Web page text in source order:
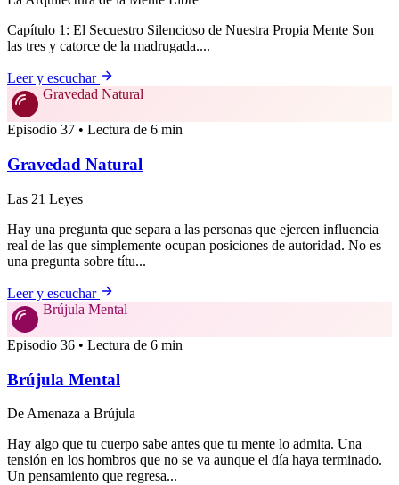
Capítulo 1: El Secuestro Silencioso de Nuestra Propia Mente Son
las tres y catorce de la madrugada....
Leer y escuchar
Gravedad Natural
Episodio 37 • Lectura de 6 min
Gravedad Natural
Las 21 Leyes
Hay una pregunta que separa a las personas que ejercen influencia
real de las que simplemente ocupan posiciones de autoridad. No es
una pregunta sobre títu...
Leer y escuchar
Brújula Mental
Episodio 36 • Lectura de 6 min
Brújula Mental
De Amenaza a Brújula
Hay algo que tu cuerpo sabe antes que tu mente lo admita. Una
tensión en los hombros que no se va aunque el día haya terminado.
Un pensamiento que regresa...